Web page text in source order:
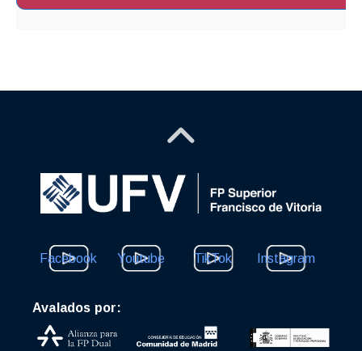
Facebook Youtube TikTok Instagram
Avalados por: